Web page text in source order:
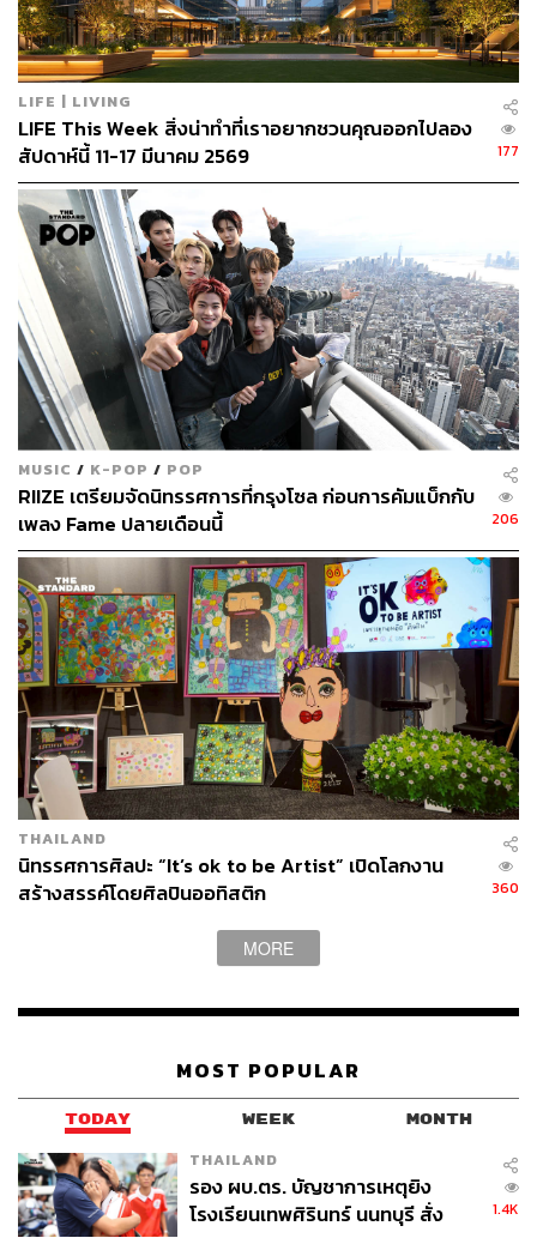
LIFE | LIVING
LIFE This Week สิ่งน่าทำที่เราอยากชวนคุณออกไปลอง
สัปดาห์นี้ 11-17 มีนาคม 2569
177
MUSIC / K-POP / POP
RIIZE เตรียมจัดนิทรรศการที่กรุงโซล ก่อนการคัมแบ็กกับ
เพลง Fame ปลายเดือนนี้
206
THAILAND
นิทรรศการศิลปะ “It’s ok to be Artist” เปิดโลกงาน
สร้างสรรค์โดยศิลปินออทิสติก
360
MORE
MOST POPULAR
TODAY WEEK MONTH
THAILAND
รอง ผบ.ตร. บัญชาการเหตุยิง
โรงเรียนเทพศิรินทร์ นนทบุรี สั่ง
1.4K